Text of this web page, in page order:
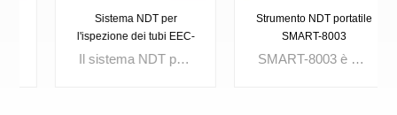
Sistema NDT per
l'ispezione dei tubi EEC-
2004S
Il sistema NDT per l'ispezione dei tubi EEC-2004S è progettato con test a correnti parassite (ECT), endoscopio, test sul campo remoto (RFT), test a bassa frequenza (LFT), memoria magnetica metallica (MMM) e perdita di flusso magnetico (MFL) sono tutti inclusi in questo strumento. Il design all-in-one rende il corpo piccolo con una forte funzionalità.
Strumento NDT portatile
SMART-8003
SMART-8003 è uno strumento di ispezione NDT portatile che include ECA, ispezione video, posizionamento satellitare, UT ad alta sensibilità/banda larga ad alta risoluzione, frequenza di scansione, RF, MIA. I risultati di diversi metodi di ispezione rendono gli ingegneri facili da analizzare e facili da verificare. Ciò aiuta ad ottenere una valutazione più oggettiva e vera.